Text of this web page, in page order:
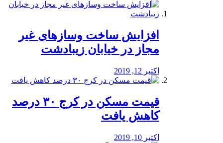
افزایش ساخت وسازهای غیر
مجاز در خیابان زیبادشت
اکتبر 12, 2019
️قیمت مسکن در کرج ۳۰ درصد
کاهش یافت
اکتبر 10, 2019